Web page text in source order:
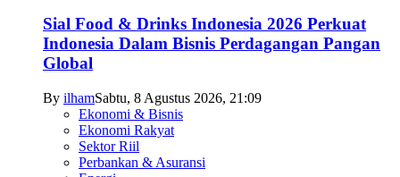
Sial Food & Drinks Indonesia 2026 Perkuat
Indonesia Dalam Bisnis Perdagangan Pangan
Global
By ilhamSabtu, 8 Agustus 2026, 21:09
Ekonomi & Bisnis
Ekonomi Rakyat
Sektor Riil
Perbankan & Asuransi